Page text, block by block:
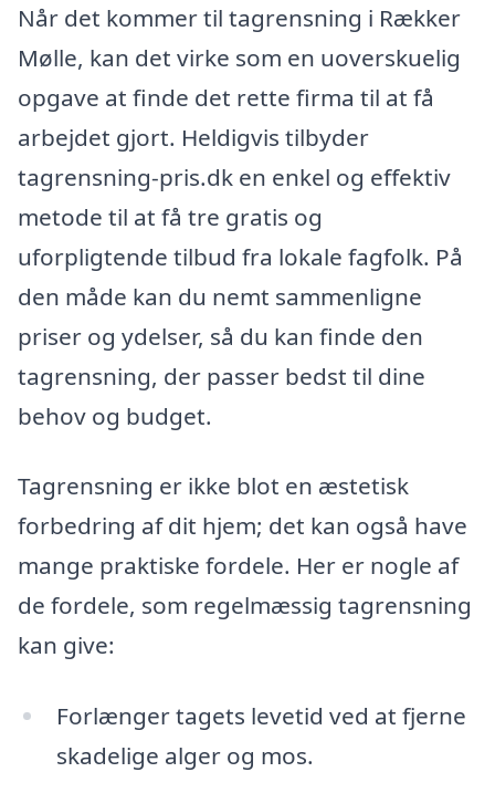
Når det kommer til tagrensning i Rækker
Mølle, kan det virke som en uoverskuelig
opgave at finde det rette firma til at få
arbejdet gjort. Heldigvis tilbyder
tagrensning-pris.dk en enkel og effektiv
metode til at få tre gratis og
uforpligtende tilbud fra lokale fagfolk. På
den måde kan du nemt sammenligne
priser og ydelser, så du kan finde den
tagrensning, der passer bedst til dine
behov og budget.
Tagrensning er ikke blot en æstetisk
forbedring af dit hjem; det kan også have
mange praktiske fordele. Her er nogle af
de fordele, som regelmæssig tagrensning
kan give:
Forlænger tagets levetid ved at fjerne
skadelige alger og mos.